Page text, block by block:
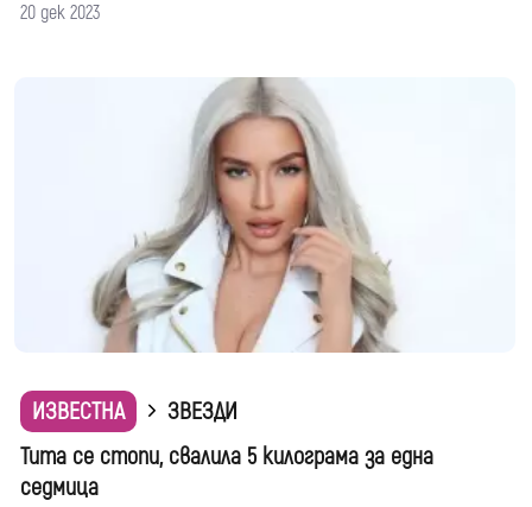
20 дек 2023
ИЗВЕСТНА
ЗВЕЗДИ
Тита се стопи, свалила 5 килограма за една
седмица